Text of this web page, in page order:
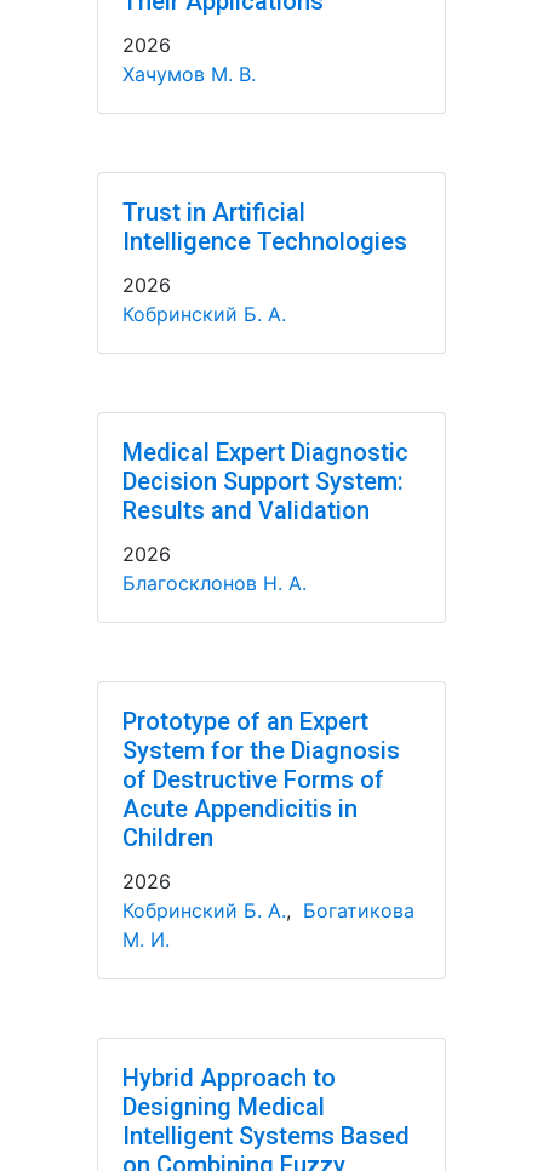
2026
Хачумов М. В.
Trust in Artificial
Intelligence Technologies
2026
Кобринский Б. А.
Medical Expert Diagnostic
Decision Support System:
Results and Validation
2026
Благосклонов Н. А.
Prototype of an Expert
System for the Diagnosis
of Destructive Forms of
Acute Appendicitis in
Children
2026
Кобринский Б. А., Богатикова
М. И.
Hybrid Approach to
Designing Medical
Intelligent Systems Based
on Combining Fuzzy